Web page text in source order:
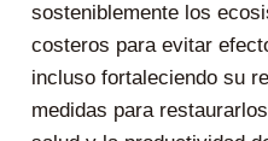
sosteniblemente los
costeros para evitar
incluso fortaleciendo su
medidas para